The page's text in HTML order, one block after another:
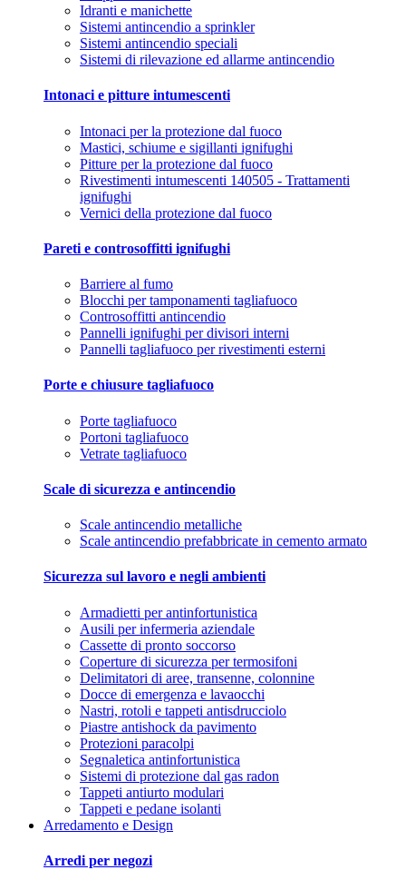
Idranti e manichette
Sistemi antincendio a sprinkler
Sistemi antincendio speciali
Sistemi di rilevazione ed allarme antincendio
Intonaci e pitture intumescenti
Intonaci per la protezione dal fuoco
Mastici, schiume e sigillanti ignifughi
Pitture per la protezione dal fuoco
Rivestimenti intumescenti 140505 - Trattamenti
ignifughi
Vernici della protezione dal fuoco
Pareti e controsoffitti ignifughi
Barriere al fumo
Blocchi per tamponamenti tagliafuoco
Controsoffitti antincendio
Pannelli ignifughi per divisori interni
Pannelli tagliafuoco per rivestimenti esterni
Porte e chiusure tagliafuoco
Porte tagliafuoco
Portoni tagliafuoco
Vetrate tagliafuoco
Scale di sicurezza e antincendio
Scale antincendio metalliche
Scale antincendio prefabbricate in cemento armato
Sicurezza sul lavoro e negli ambienti
Armadietti per antinfortunistica
Ausili per infermeria aziendale
Cassette di pronto soccorso
Coperture di sicurezza per termosifoni
Delimitatori di aree, transenne, colonnine
Docce di emergenza e lavaocchi
Nastri, rotoli e tappeti antisdrucciolo
Piastre antishock da pavimento
Protezioni paracolpi
Segnaletica antinfortunistica
Sistemi di protezione dal gas radon
Tappeti antiurto modulari
Tappeti e pedane isolanti
Arredamento e Design
Arredi per negozi